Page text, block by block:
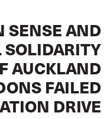
SENSE AND
AUCKLAND
FAILED
DRIVE